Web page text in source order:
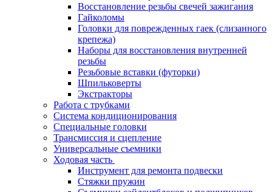
Восстановление резьбы свечей зажигания
Гайколомы
Головки для поврежденных гаек (слизанного
крепежа)
Наборы для восстановления внутренней
резьбы
Резьбовые вставки (футорки)
Шпильковерты
Экстракторы
Работа с трубками
Система кондиционирования
Специальные головки
Трансмиссия и сцепление
Универсальные съемники
Ходовая часть
Инструмент для ремонта подвески
Стяжки пружин